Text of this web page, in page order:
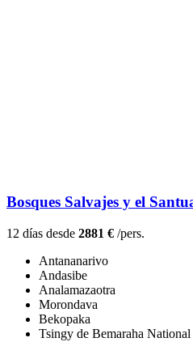
Bosques Salvajes y el
12 días desde 2881 € /pers.
Antananarivo
Andasibe
Analamazaotra
Morondava
Bekopaka
Tsingy de Bemaraha National